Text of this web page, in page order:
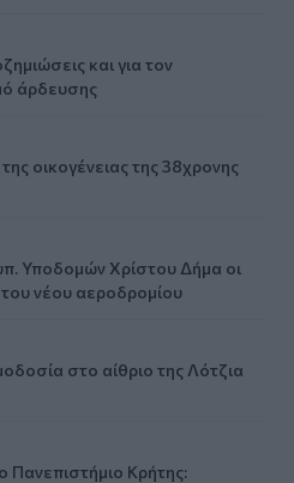
και για τον
άρδευσης
οικογένειας της 38χρονης
Υποδομών Χρίστου Δήμα οι
νέου αεροδρομίου
στο αίθριο της Λότζια
Πανεπιστήμιο Κρήτης: